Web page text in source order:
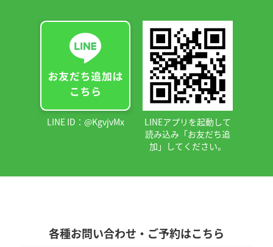
LINE ID：@KgvjvMx
LINEアプリを起動して
読み込み「お友だち追
加」してください。
各種お問い合わせ・ご予約はこちら